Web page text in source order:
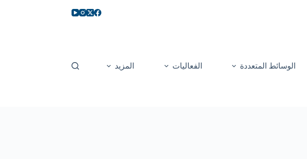
الوسائط المتعددة الفعاليات المزيد